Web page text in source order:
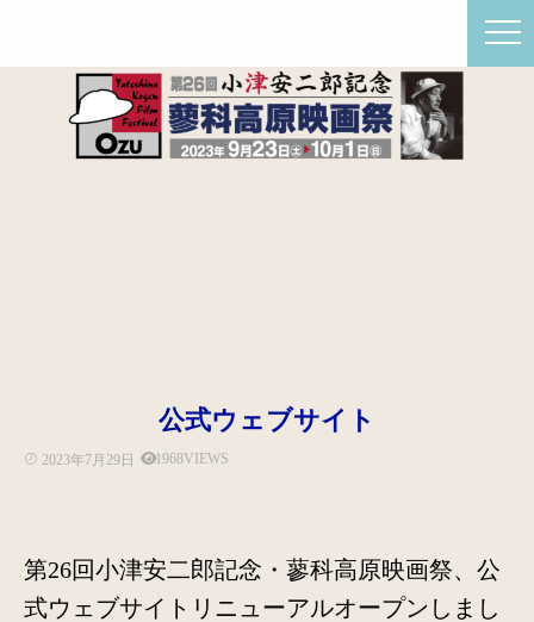
公式ウェブサイト
2023年7月29日 1968VIEWS
第26回小津安二郎記念・蓼科高原映画祭、公
式ウェブサイトリニューアルオープンしまし